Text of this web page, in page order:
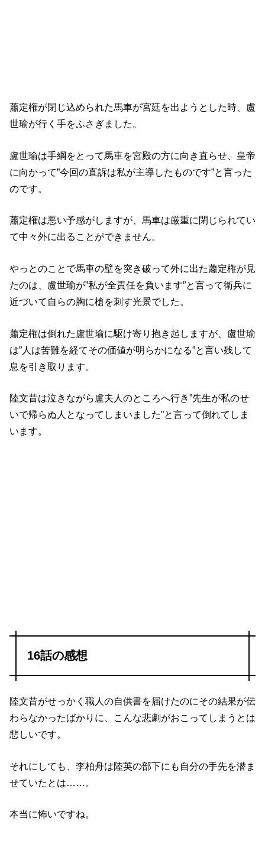
蕭定権が閉じ込められた馬車が宮廷を出ようとした時、盧
世瑜が行く手をふさぎました。
盧世瑜は手綱をとって馬車を宮殿の方に向き直らせ、皇帝
に向かって”今回の直訴は私が主導したものです”と言った
のです。
蕭定権は悪い予感がしますが、馬車は厳重に閉じられてい
て中々外に出ることができません。
やっとのことで馬車の壁を突き破って外に出た蕭定権が見
たのは、盧世瑜が”私が全責任を負います”と言って衛兵に
近づいて自らの胸に槍を刺す光景でした。
蕭定権は倒れた盧世瑜に駆け寄り抱き起しますが、盧世瑜
は”人は苦難を経てその価値が明らかになる”と言い残して
息を引き取ります。
陸文昔は泣きながら盧夫人のところへ行き”先生が私のせ
いで帰らぬ人となってしまいました”と言って倒れてしま
います。
16話の感想
陸文昔がせっかく職人の自供書を届けたのにその結果が伝
わらなかったばかりに、こんな悲劇がおこってしまうとは
悲しいです。
それにしても、李柏舟は陸英の部下にも自分の手先を潜ま
せていたとは……。
本当に怖いですね。